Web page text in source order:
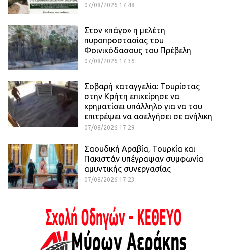
07/08/2026 17:48
Στον «πάγο» η μελέτη
πυροπροστασίας του
Φοινικόδασους του Πρέβελη
07/08/2026 17:36
Σοβαρή καταγγελία: Τουρίστας
στην Κρήτη επιχείρησε να
χρηματίσει υπάλληλο για να του
επιτρέψει να ασελγήσει σε ανήλικη
07/08/2026 17:29
Σαουδική Αραβία, Τουρκία και
Πακιστάν υπέγραψαν συμφωνία
αμυντικής συνεργασίας
07/08/2026 17:23